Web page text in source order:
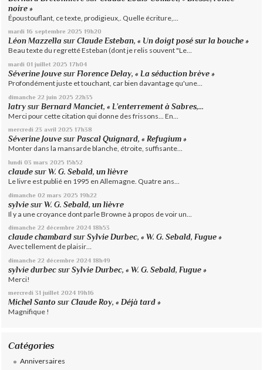
noire »
Époustouflant, ce texte, prodigieux,. Quelle écriture,...
mardi 16 septembre 2025 19h20
Léon Mazzella surClaude Esteban, « Un doigt posé sur la bouche »
Beau texte du regretté Esteban (dont je relis souvent "Le...
mardi 01 juillet 2025 17h04
Séverine Jouve surFlorence Delay, « La séduction brève »
Profondément juste et touchant, car bien davantage qu'une...
dimanche 22 juin 2025 22h35
latry surBernard Manciet, « L’enterrement à Sabres,...
Merci pour cette citation qui donne des frissons... En...
mercredi 23 avril 2025 17h38
Séverine Jouve surPascal Quignard, « Refugium »
Monter dans la mansarde blanche, étroite, suffisante...
lundi 03 mars 2025 15h52
claude surW. G. Sebald, un lièvre
Le livre est publié en 1995 en Allemagne. Quatre ans...
dimanche 02 mars 2025 19h22
sylvie surW. G. Sebald, un lièvre
Il y a une croyance dont parle Browne à propos de voir un...
dimanche 22 décembre 2024 18h53
claude chambard surSylvie Durbec, « W. G. Sebald, Fugue »
Avec tellement de plaisir…
dimanche 22 décembre 2024 18h49
sylvie durbec surSylvie Durbec, « W. G. Sebald, Fugue »
Merci!
mercredi 31 juillet 2024 19h16
Michel Santo surClaude Roy, « Déjà tard »
Magnifique !
Catégories
Anniversaires